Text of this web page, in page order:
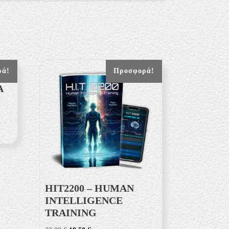
Προσφορά!
HIT2200 – HUMAN
INTELLIGENCE
TRAINING